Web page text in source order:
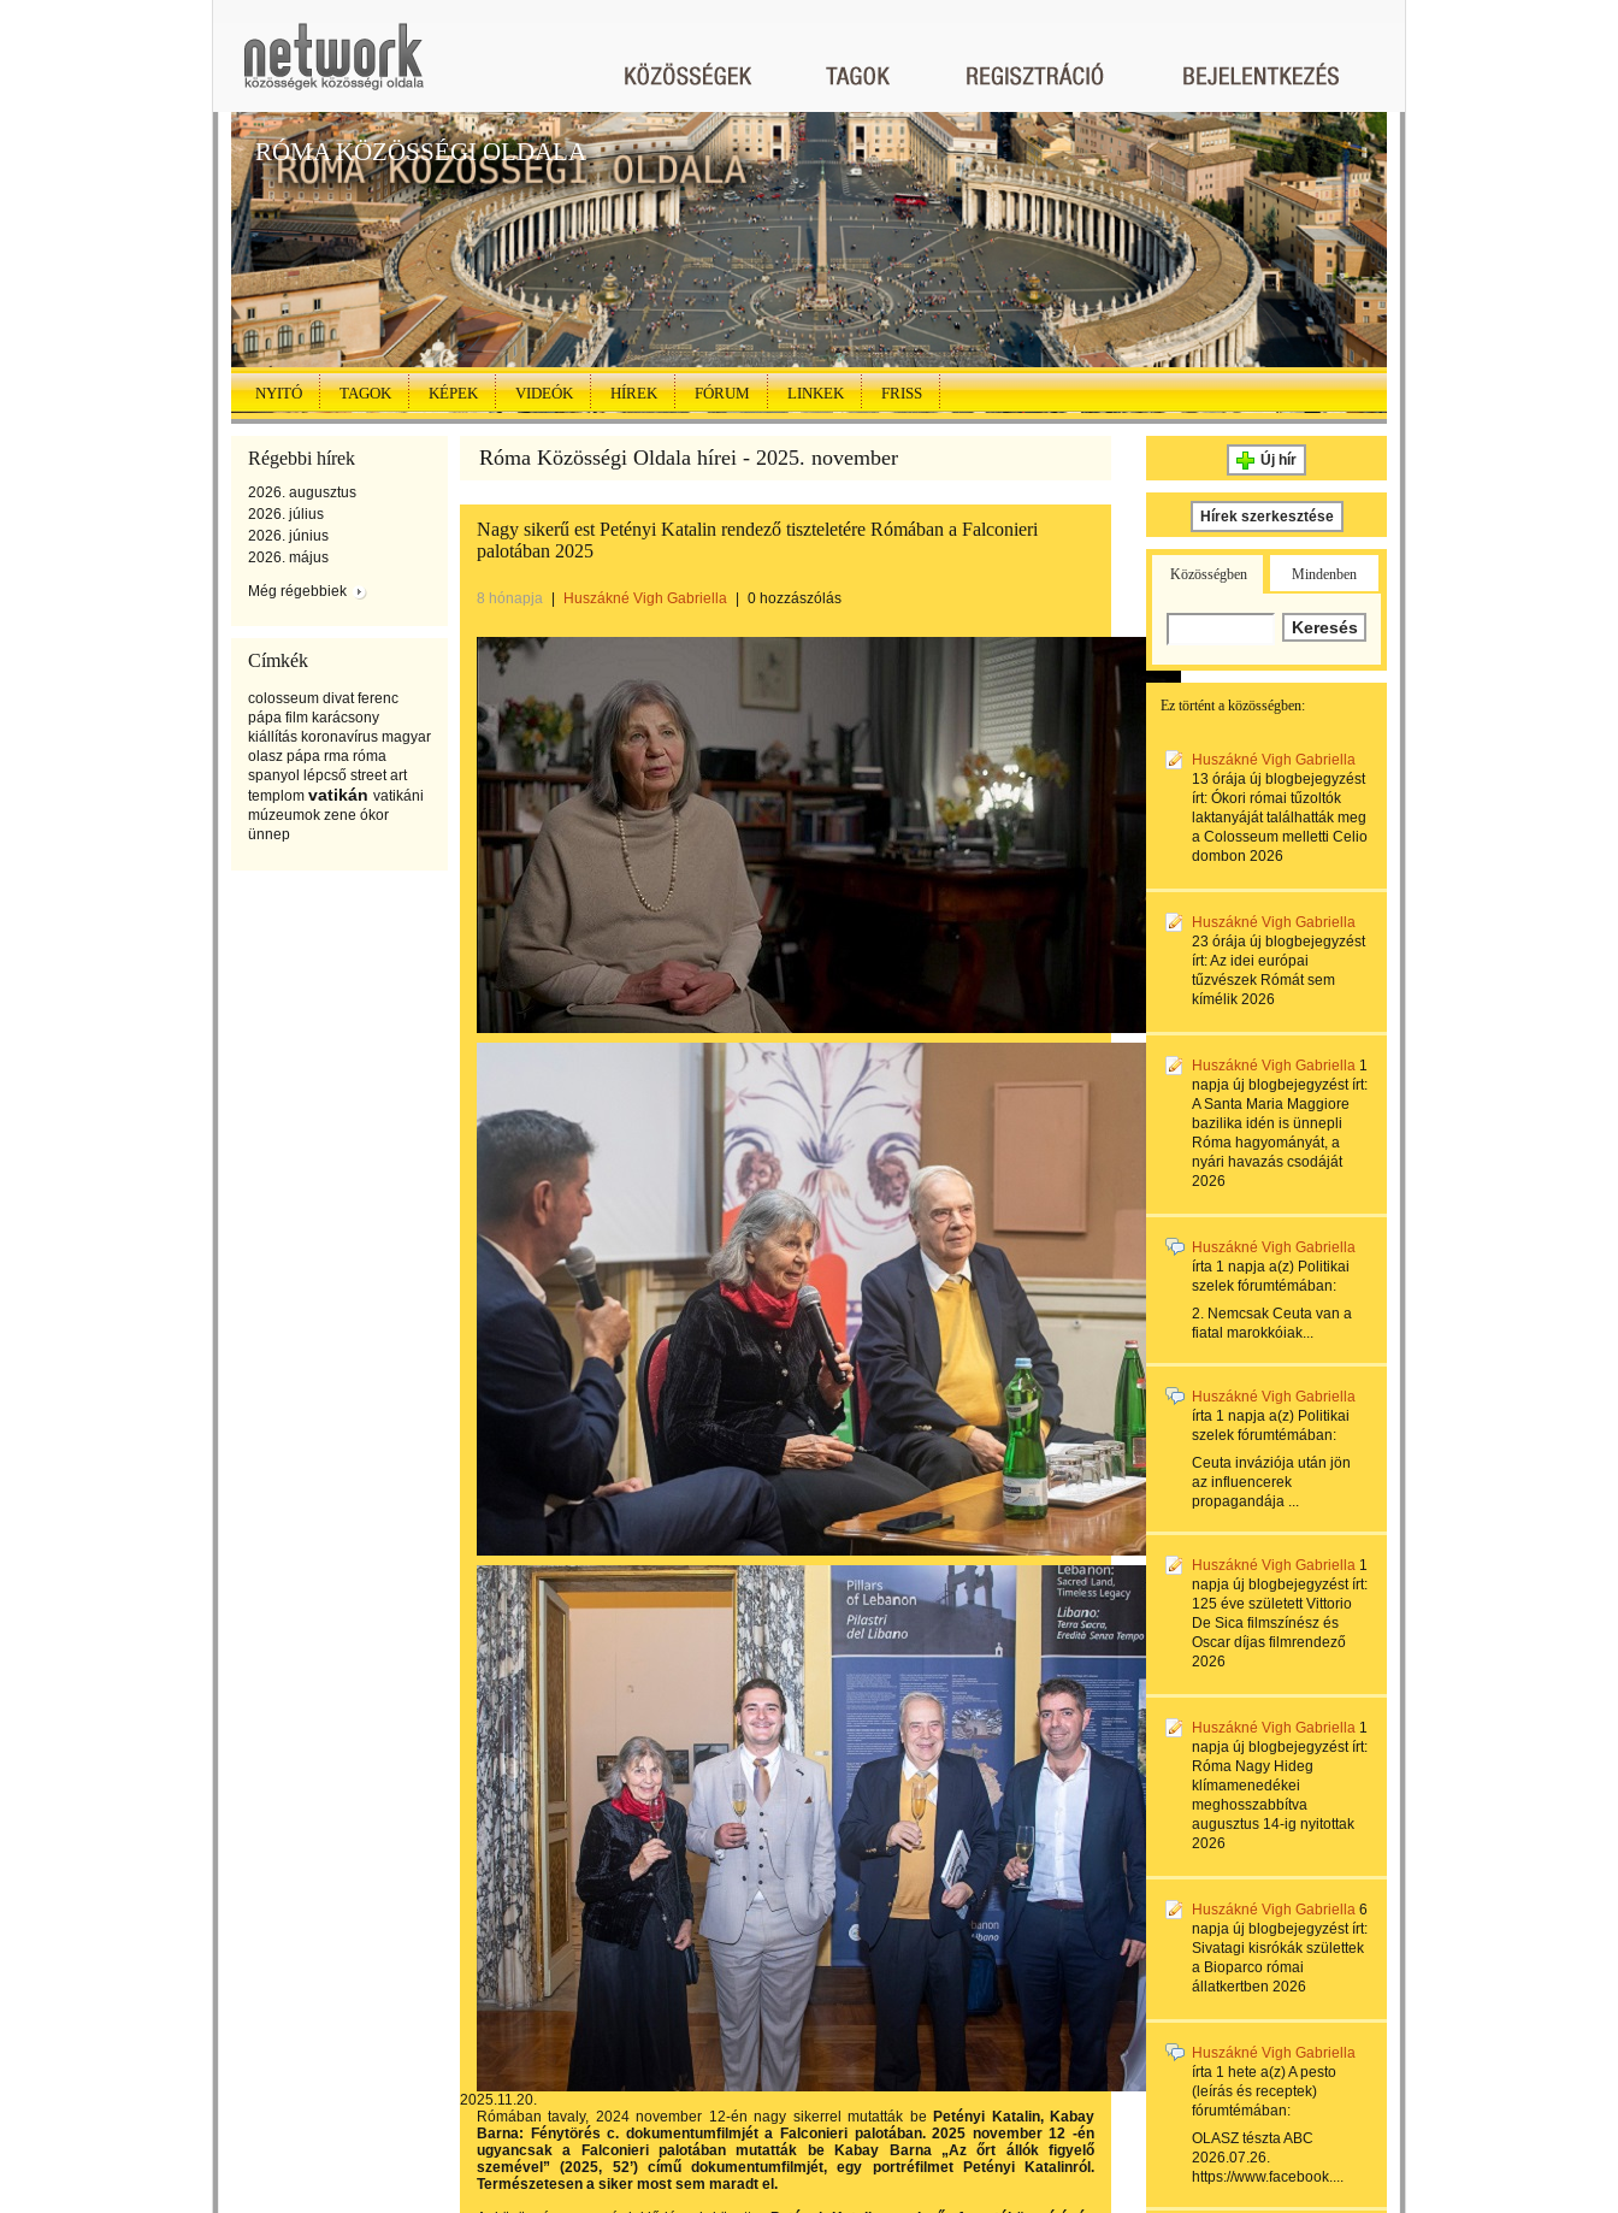
RÓMA KÖZÖSSÉGI OLDALA
NYITÓ TAGOK KÉPEK VIDEÓK HÍREK FÓRUM LINKEK FRISS
Régebbi hírek
2026. augusztus
2026. július
2026. június
2026. május
Még régebbiek
Címkék
colosseum divat ferenc
pápa film karácsony
kiállítás koronavírus magyar
olasz pápa rma róma
spanyol lépcső street art
templom vatikán vatikáni
múzeumok zene ókor
ünnep
Róma Közösségi Oldala hírei - 2025. november
Nagy sikerű est Petényi Katalin rendező tiszteletére Rómában a Falconieri
palotában 2025
8 hónapja Huszákné Vigh Gabriella 0 hozzászólás
2025.11.20.
Rómában tavaly, 2024 november 12-én nagy sikerrel mutatták be Petényi Katalin, Kabay
Barna: Fénytörés c. dokumentumfilmjét a Falconieri palotában. 2025 november 12 -én
ugyancsak a Falconieri palotában mutatták be Kabay Barna „Az őrt állók figyelő
szemével” (2025, 52’) című dokumentumfilmjét, egy portréfilmet Petényi Katalinról.
Természetesen a siker most sem maradt el.
Új hír
Hírek szerkesztése
Közösségben Mindenben
Ez történt a közösségben:
Huszákné Vigh Gabriella
13 órája új blogbejegyzést
írt: Ókori római tűzoltók
laktanyáját találhatták meg
a Colosseum melletti Celio
dombon 2026
Huszákné Vigh Gabriella
23 órája új blogbejegyzést
írt:Az idei európai
tűzvészek Rómát sem
kímélik 2026
Huszákné Vigh Gabriella 1
napja új blogbejegyzést írt:
A Santa Maria Maggiore
bazilika idén is ünnepli
Róma hagyományát, a
nyári havazás csodáját
2026
Huszákné Vigh Gabriella
írta 1 napja a(z) Politikai
szelek fórumtémában:
2. Nemcsak Ceuta van a
fiatal marokkóiak...
Huszákné Vigh Gabriella
írta 1 napja a(z) Politikai
szelek fórumtémában:
Ceuta inváziója után jön
az influencerek
propagandája ...
Huszákné Vigh Gabriella 1
napja új blogbejegyzést írt:
125 éve született Vittorio
De Sica filmszínész és
Oscar díjas filmrendező
2026
Huszákné Vigh Gabriella 1
napja új blogbejegyzést írt:
Róma Nagy Hideg
klímamenedékei
meghosszabbítva
augusztus 14-ig nyitottak
2026
Huszákné Vigh Gabriella 6
napja új blogbejegyzést írt:
Sivatagi kisrókák születtek
a Bioparco római
állatkertben 2026
Huszákné Vigh Gabriella
írta 1 hete a(z)A pesto
(leírás és receptek)
fórumtémában:
OLASZ tészta ABC
2026.07.26.
https://www.facebook....